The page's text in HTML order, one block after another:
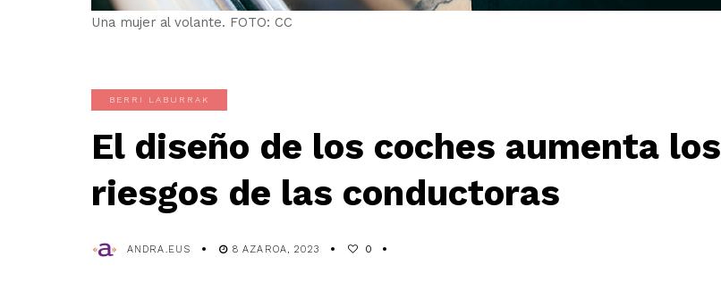
Una mujer al volante. FOTO: CC
BERRI LABURRAK
El diseño de los coches aumenta los
riesgos de las conductoras
ANDRA.EUS 8 AZAROA, 2023 0